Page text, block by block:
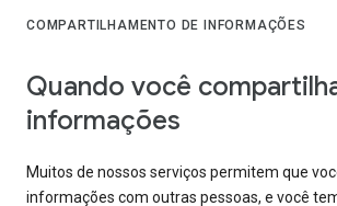
COMPARTILHAMENTO DE INFORMAÇÕES
Quando você
informações
Muitos de nossos serviços permitem que
informações com outras pessoas, e você